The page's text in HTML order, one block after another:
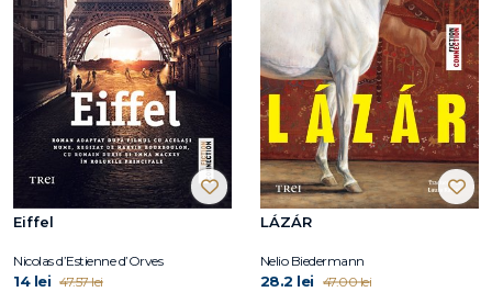
Eiffel
Nicolas d’Estienne d’Orves
14 lei 47.57 lei
LÁZÁR
Nelio Biedermann
28.2 lei 47.00 lei